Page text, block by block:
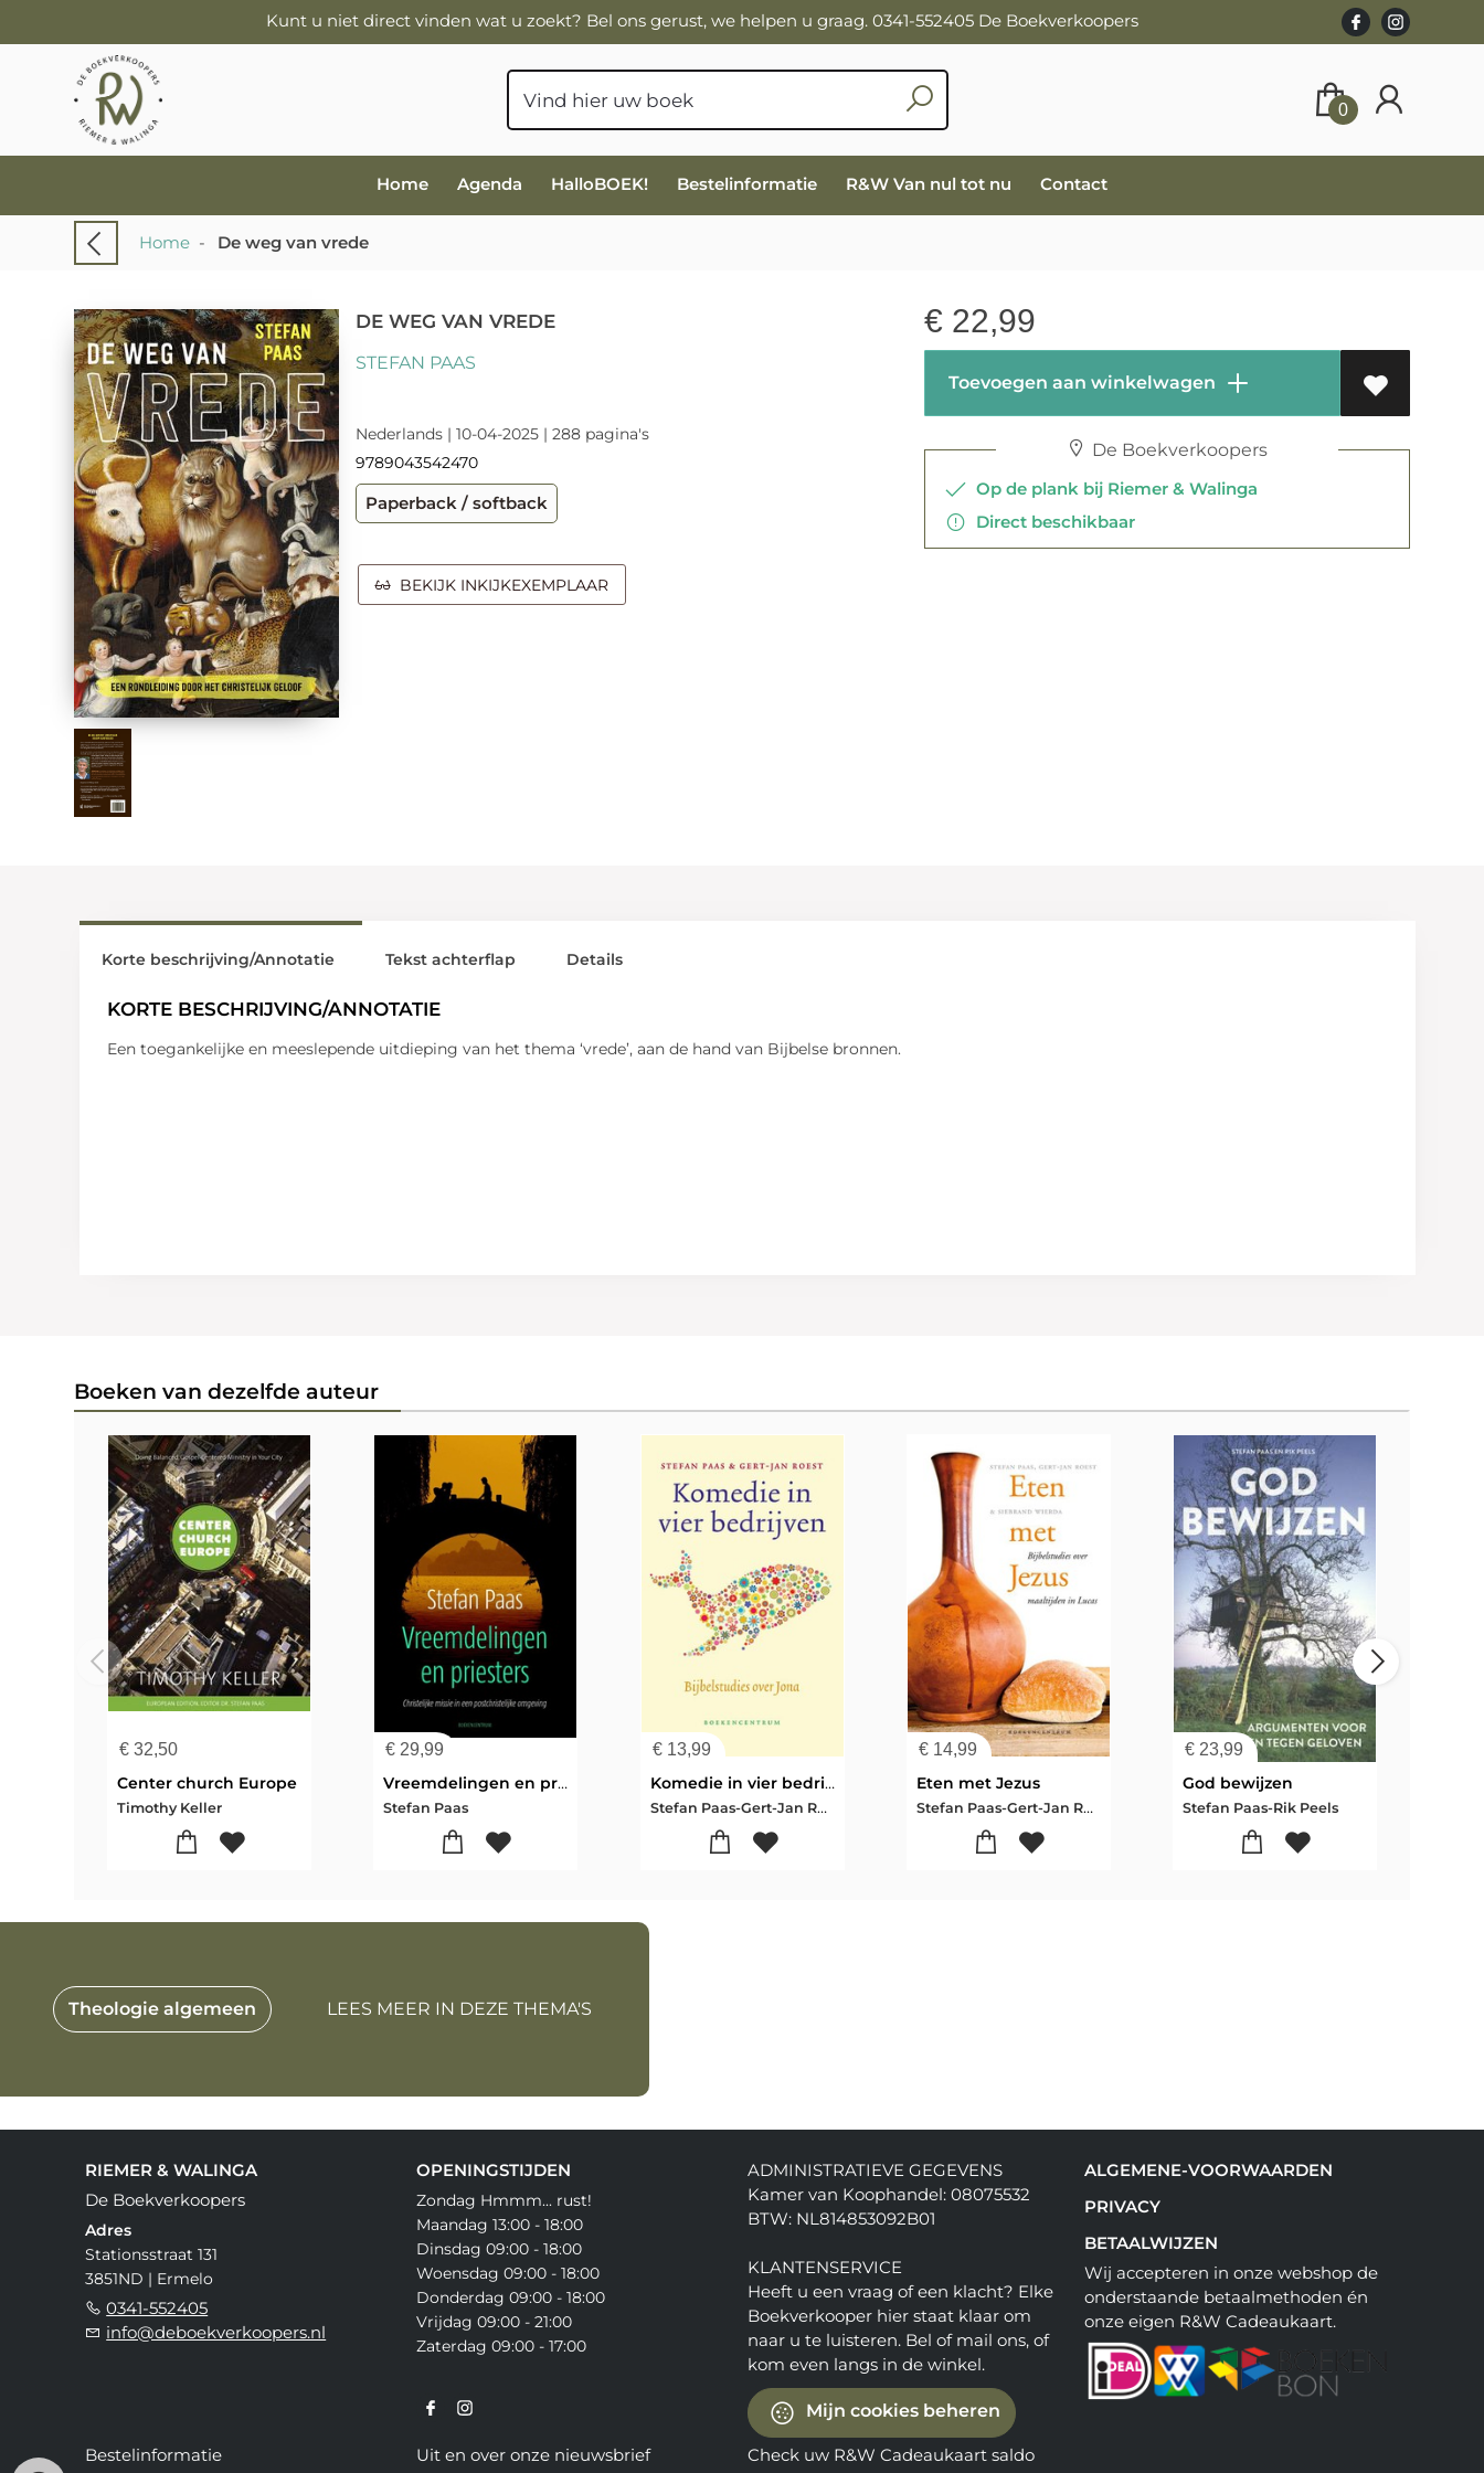
Kunt u niet direct vinden wat u zoekt? Bel ons gerust, we helpen u graag. 0341-552405 De Boekverkoopers
0
Home Agenda HalloBOEK! Bestelinformatie R&W Van nul tot nu Contact
Home - De weg van vrede
DE WEG VAN VREDE
STEFAN PAAS
Nederlands | 10-04-2025 | 288 pagina's
9789043542470
Paperback / softback
BEKIJK INKIJKEXEMPLAAR
€ 22,99
Toevoegen aan winkelwagen
De Boekverkoopers
Op de plank bij Riemer & Walinga
Direct beschikbaar
Korte beschrijving/Annotatie
KORTE BESCHRIJVING/ANNOTATIE
Een toegankelijke en meeslepende uitdieping van het thema ‘vrede’, aan de hand van Bijbelse bronnen.
Tekst achterflap Details
Boeken van dezelfde auteur
€ 32,50
Center church Europe
Timothy Keller
€ 29,99
Vreemdelingen en priesters
Stefan Paas
€13,99
Komedie in vier bedrijven
Stefan Paas-Gert-Jan Roest
€14,99
Eten met Jezus
Stefan Paas-Gert-Jan Roest-Siebrand Wierda
€ 23,99
God bewijzen
Stefan Paas-Rik Peels
Theologie algemeen LEES MEER IN DEZE THEMA'S
RIEMER & WALINGA
De Boekverkoopers
Adres
Stationsstraat 131
3851ND | Ermelo
0341-552405
info@deboekverkoopers.nl
OPENINGSTIJDEN
Zondag Hmmm... rust!
Maandag 13:00 - 18:00
Dinsdag 09:00 - 18:00
Woensdag 09:00 - 18:00
Donderdag 09:00 - 18:00
Vrijdag 09:00 - 21:00
Zaterdag 09:00 - 17:00
ADMINISTRATIEVE GEGEVENS
Kamer van Koophandel: 08075532
BTW: NL814853092B01
KLANTENSERVICE
Heeft u een vraag of een klacht? Elke
Boekverkooper hier staat klaar om
naar u te luisteren. Bel of mail ons, of
kom even langs in de winkel.
Mijn cookies beheren
ALGEMENE-VOORWAARDEN
PRIVACY
BETAALWIJZEN
Wij accepteren in onze webshop de
onderstaande betaalmethoden én
onze eigen R&W Cadeaukaart.
Bestelinformatie Uit en over onze nieuwsbrief Check uw R&W Cadeaukaart saldo